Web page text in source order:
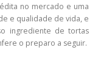
no mercado e uma
e qualidade de vida, e
ingrediente de tortas
o preparo a seguir.